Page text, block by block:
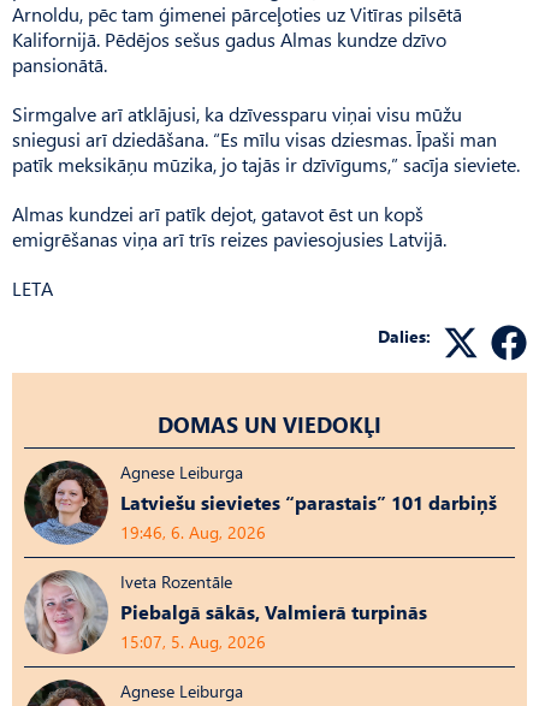
Arnoldu, pēc tam ģimenei pārceļoties uz Vitīras pilsētā
Kalifornijā. Pēdējos sešus gadus Almas kundze dzīvo
pansionātā.
Sirmgalve arī atklājusi, ka dzīvessparu viņai visu mūžu
sniegusi arī dziedāšana. “Es mīlu visas dziesmas. Īpaši man
patīk meksikāņu mūzika, jo tajās ir dzīvīgums,” sacīja sieviete.
Almas kundzei arī patīk dejot, gatavot ēst un kopš
emigrēšanas viņa arī trīs reizes paviesojusies Latvijā.
LETA
Dalies:
DOMAS UN VIEDOKĻI
Agnese Leiburga
Latviešu sievietes “parastais” 101 darbiņš
19:46, 6. Aug, 2026
Iveta Rozentāle
Piebalgā sākās, Valmierā turpinās
15:07, 5. Aug, 2026
Agnese Leiburga